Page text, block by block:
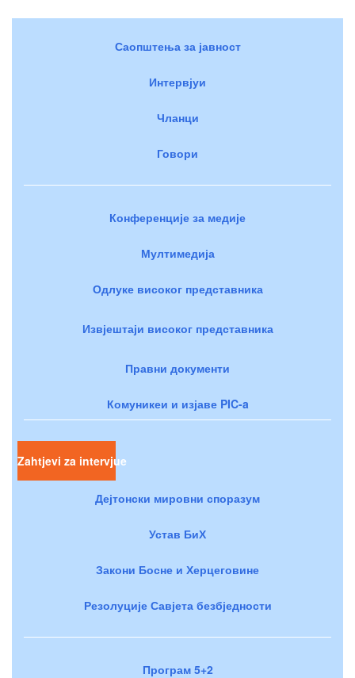
Саопштења за јавност
Интервјуи
Чланци
Говори
Конференције за медије
Мултимедија
Одлуке високог представника
Извјештаји високог представника
Правни документи
Комуникеи и изјаве PIC-a
Zahtjevi za intervjue
Дејтонски мировни споразум
Устав БиХ
Закони Босне и Херцеговине
Резолуције Савјета безбједности
Програм 5+2